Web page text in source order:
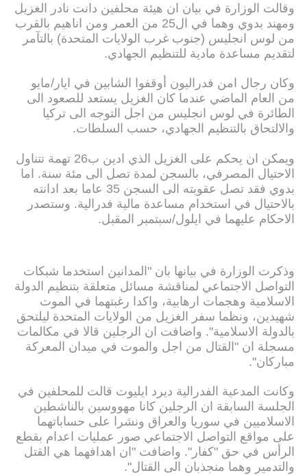
وقالت الوزارة في بيان ان هيئة محلفين دانت نادر الغزيل
ومهند بدوي وهما في ال25 من العمر ومن اناهيم بالقرب
من لوس انجليس (جنوب غرب الولايات المتحدة) بالتآمر
لتقديم مساعدة مادية للتنظيم الجهادي.
وكان رجال امن فدراليون أوقفوا الشابين في ايار/مايو
من العام الماضي عندما كان الغزيل يستعد للصعود الى
الطائرة في لوس انجليس من اجل التوجه الى تركيا
والالتحاق بالتنظيم الجهادي، حسب السلطات.
ويمكن ان يحكم على الغزيل الذي ادين ب26 تهمة تتناول
الاحتيال المصرفي، بالسجن لمدة تصل الى مئة سنة. اما
بدوي فقد تصل عقوبته الى السجن 35 عاما بعد ادانته
بالاحتيال في استخدام مساعدة مالية فدرالية. وستصدر
الاحكام عليهما في ايلول/سبتمبر المقبل.
وذكرت الوزارة في بيانها بان "المدانين استخدما شبكات
التواصل الاجتماعي لمناقشة مسائل متعلقة بتنظيم الدولة
الاسلامية وهجمات ارهابية، واكدا رغبتهما في الموت
شهيدين، ونظما سفر الغزيل من الولايات المتحدة ليلتحق
بالدولة الاسلامية". واضافت ان الرجلين قالا في مكالمات
مسجلة ان "القتال من اجل والموت في ميدان المعركة
مباركان".
وكانت المدعية الفدرالية ديرد ايليوت قالت للمحلفين في
الجلسة السابقة ان الرجلين كانا مهووسين بالناشطين
الاسلاميين في سوريا والعراق ونشرا على حساباتهما
على مواقع التواصل الاجتماعي صور عمليات اعدام بقطع
الرأس في حق "كفار". واضافت "ان اهدافهما هي القتل
والتدمير وهما منجذبان الى القتال".